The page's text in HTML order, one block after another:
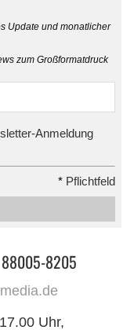
Update und monatlicher
zum Großformatdruck
Anmeldung
* Pflichtfeld
88005-8205
Uhr,